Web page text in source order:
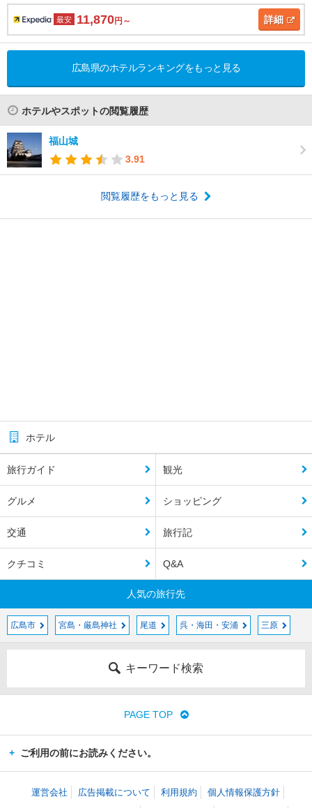
最安 11,870円～ 詳細
広島県のホテルランキングをもっと見る
ホテルやスポットの閲覧履歴
福山城
3.91
閲覧履歴をもっと見る
ホテル
旅行ガイド 観光
グルメ ショッピング
交通 旅行記
クチコミ Q&A
人気の旅行先
広島市 宮島・厳島神社 尾道 呉・海田・安浦 三原
キーワード検索
PAGE TOP
ご利用の前にお読みください。
運営会社 広告掲載について 利用規約
個人情報保護方針